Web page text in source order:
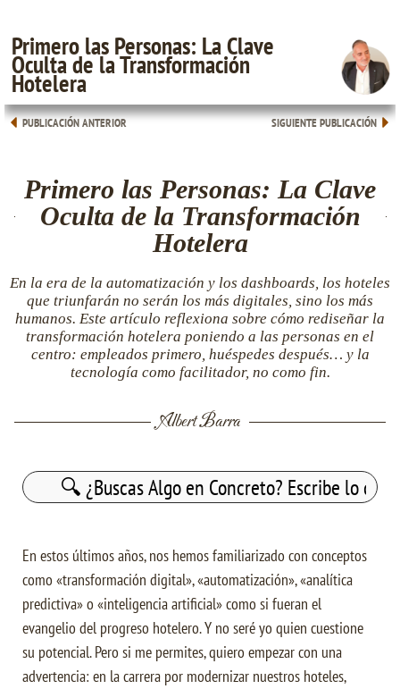
Primero las Personas: La Clave
Oculta de la Transformación
Hotelera
PUBLICACIÓN ANTERIOR SIGUIENTE PUBLICACIÓN
Primero las Personas: La Clave
Oculta de la Transformación
Hotelera
En la era de la automatización y los dashboards, los hoteles
que triunfarán no serán los más digitales, sino los más
humanos. Este artículo reflexiona sobre cómo rediseñar la
transformación hotelera poniendo a las personas en el
centro: empleados primero, huéspedes después… y la
tecnología como facilitador, no como fin.
Albert Barra
Buscar:
En estos últimos años, nos hemos familiarizado con conceptos
como «transformación digital», «automatización», «analítica
predictiva» o «inteligencia artificial» como si fueran el
evangelio del progreso hotelero. Y no seré yo quien cuestione
su potencial. Pero si me permites, quiero empezar con una
advertencia: en la carrera por modernizar nuestros hoteles,